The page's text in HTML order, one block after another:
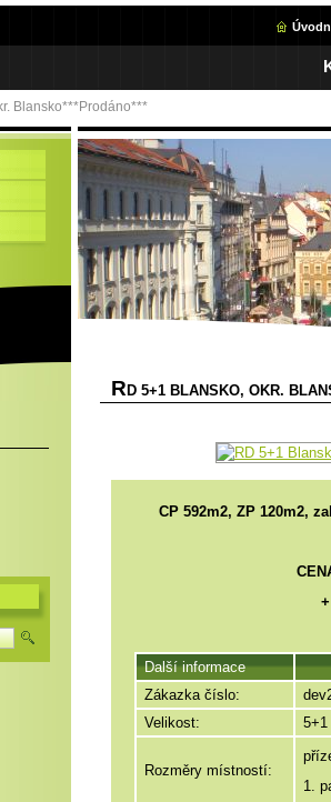
Blansko***Prodáno***
R D 5+1 BLANSKO, OKR.
CP 592m2, ZP 120m2,
Další informace
Zákazka číslo:
Velikost:
5+1
Rozměry místností:
1.